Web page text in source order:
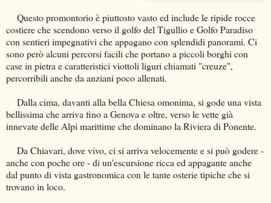
Questo promontorio è piuttosto vasto ed include le ripide rocce
costiere che scendono verso il golfo del Tigullio e Golfo Paradiso
con sentieri impegnativi che appagano con splendidi panorami. Ci
sono però alcuni percorsi facili che portano a piccoli borghi con
case in pietra e caratteristici viottoli liguri chiamati "creuze",
percorribili anche da anziani poco allenati.
Dalla cima, davanti alla bella Chiesa omonima, si gode una vista
bellissima che arriva fino a Genova e oltre, verso le vette già
innevate delle Alpi marittime che dominano la Riviera di Ponente.
Da Chiavari, dove vivo, ci si arriva velocemente e si può godere -
anche con poche ore - di un'escursione ricca ed appagante anche
dal punto di vista gastronomica con le tante osterie tipiche che si
trovano in loco.